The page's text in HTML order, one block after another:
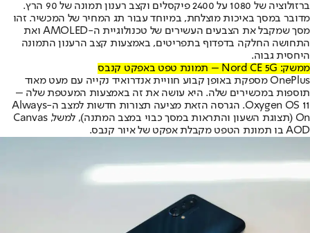
ברזולוציה של 1080 על 2400 פיקסלים וקצב רענון תמונה של 90 הרץ.
מדובר במסך באיכות מוצלחת, במיוחד עבור תג המחיר של המכשיר. זהו
מסך שמקבל את הצבעים העשירים של טכנולוגיית ה-AMOLED ואת
התחושה החלקה בדפדוף בתפריטים, באמצעות קצב הרענון התמונה
היחסית גבוה.
ממשק: Nord CE 5G – תמונת טפט באפקט קנבס
OnePlus מספקת באופן קבוע חוויית אנדרואיד נקייה עם מעט מאוד
תוספות במכשירים שלה. היא עושה את זה באמצעות המעטפת שלה –
Oxygen OS 11. הגרסה הזאת מציעה תצורות חדשות למצב ה-Always
On (תצוגת השעון והתראות במסך כבוי במצב המתנה), למשל, Canvas
AOD בו תמונת הטפט מקבלת אפקט של איור קנבס.